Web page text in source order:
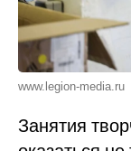
www.legion-media.ru
Занятия